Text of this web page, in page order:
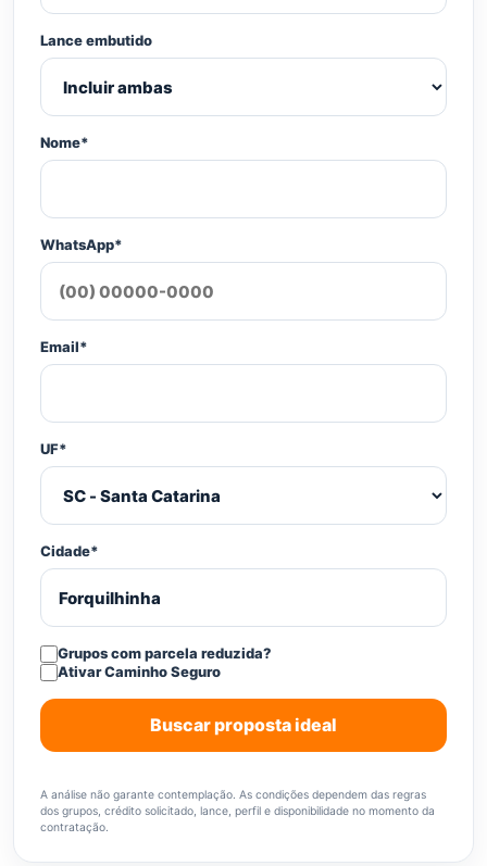
Lance embutido
Nome*
WhatsApp*
Email*
UF*
Cidade*
Grupos com parcela reduzida?
Ativar Caminho Seguro
Buscar proposta ideal
A análise não garante contemplação. As condições dependem das regras
dos grupos, crédito solicitado, lance, perfil e disponibilidade no momento da
contratação.